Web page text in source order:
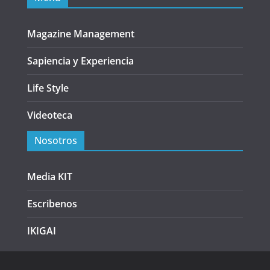
Magazine Management
Sapiencia y Experiencia
Life Style
Videoteca
Nosotros
Media KIT
Escribenos
IKIGAI